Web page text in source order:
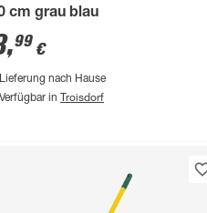
cm grau blau
,99 €
Lieferung nach Hause
Verfügbar in Troisdorf